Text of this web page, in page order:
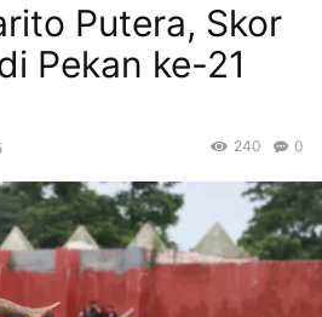
Putera, Skor
Pekan ke-21
0
240